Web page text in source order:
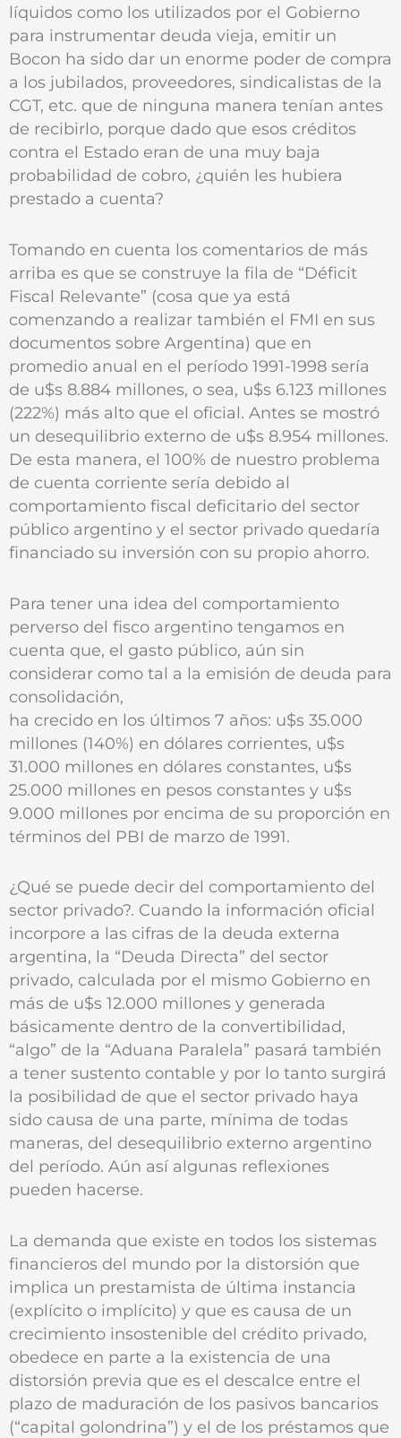
líquidos como los utilizados por el Gobierno
para instrumentar deuda vieja, emitir un
Bocon ha sido dar un enorme poder de compra
a los jubilados, proveedores, sindicalistas de la
CGT, etc. que de ninguna manera tenían antes
de recibirlo, porque dado que esos créditos
contra el Estado eran de una muy baja
probabilidad de cobro, ¿quién les hubiera
prestado a cuenta?
Tomando en cuenta los comentarios de más
arriba es que se construye la fila de “Déficit
Fiscal Relevante” (cosa que ya está
comenzando a realizar también el FMI en sus
documentos sobre Argentina) que en
promedio anual en el período 1991-1998 sería
de u$s 8.884 millones, o sea, u$s 6.123 millones
(222%) más alto que el oficial. Antes se mostró
un desequilibrio externo de u$s 8.954 millones.
De esta manera, el 100% de nuestro problema
de cuenta corriente sería debido al
comportamiento fiscal deficitario del sector
público argentino y el sector privado quedaría
financiado su inversión con su propio ahorro.
Para tener una idea del comportamiento
perverso del fisco argentino tengamos en
cuenta que, el gasto público, aún sin
considerar como tal a la emisión de deuda para
consolidación,
ha crecido en los últimos 7 años: u$s 35.000
millones (140%) en dólares corrientes, u$s
31.000 millones en dólares constantes, u$s
25.000 millones en pesos constantes y u$s
9.000 millones por encima de su proporción en
términos del PBI de marzo de 1991.
¿Qué se puede decir del comportamiento del
sector privado?. Cuando la información oficial
incorpore a las cifras de la deuda externa
argentina, la “Deuda Directa” del sector
privado, calculada por el mismo Gobierno en
más de u$s 12.000 millones y generada
básicamente dentro de la convertibilidad,
“algo” de la “Aduana Paralela” pasará también
a tener sustento contable y por lo tanto surgirá
la posibilidad de que el sector privado haya
sido causa de una parte, mínima de todas
maneras, del desequilibrio externo argentino
del período. Aún así algunas reflexiones
pueden hacerse.
La demanda que existe en todos los sistemas
financieros del mundo por la distorsión que
implica un prestamista de última instancia
(explícito o implícito) y que es causa de un
crecimiento insostenible del crédito privado,
obedece en parte a la existencia de una
distorsión previa que es el descalce entre el
plazo de maduración de los pasivos bancarios
(“capital golondrina”) y el de los préstamos que